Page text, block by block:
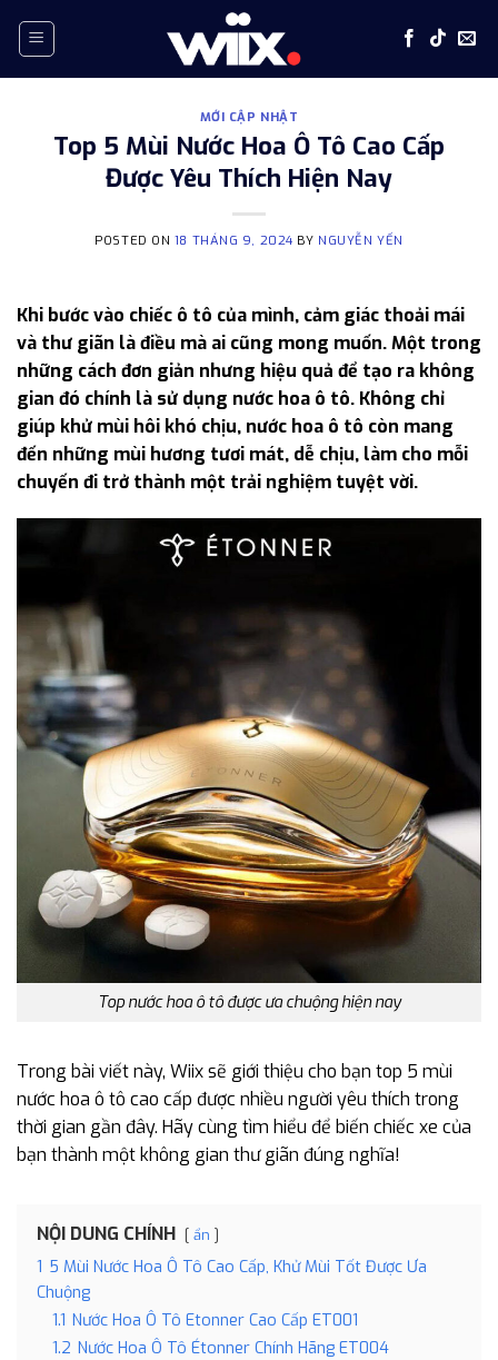
MỚI CẬP NHẬT
Top 5 Mùi Nước Hoa Ô Tô Cao Cấp
Được Yêu Thích Hiện Nay
POSTED ON 18 THÁNG 9, 2024 BY NGUYỄN YẾN
Khi bước vào chiếc ô tô của mình, cảm giác thoải mái
và thư giãn là điều mà ai cũng mong muốn. Một trong
những cách đơn giản nhưng hiệu quả để tạo ra không
gian đó chính là sử dụng nước hoa ô tô. Không chỉ
giúp khử mùi hôi khó chịu, nước hoa ô tô còn mang
đến những mùi hương tươi mát, dễ chịu, làm cho mỗi
chuyến đi trở thành một trải nghiệm tuyệt vời.
Top nước hoa ô tô được ưa chuộng hiện nay
Trong bài viết này, Wiix sẽ giới thiệu cho bạn top 5 mùi
nước hoa ô tô cao cấp được nhiều người yêu thích trong
thời gian gần đây. Hãy cùng tìm hiểu để biến chiếc xe của
bạn thành một không gian thư giãn đúng nghĩa!
NỘI DUNG CHÍNH ẩn
1 5 Mùi Nước Hoa Ô Tô Cao Cấp, Khử Mùi Tốt Được Ưa
Chuộng
1.1 Nước Hoa Ô Tô Etonner Cao Cấp ET001
1.2 Nước Hoa Ô Tô Étonner Chính Hãng ET004